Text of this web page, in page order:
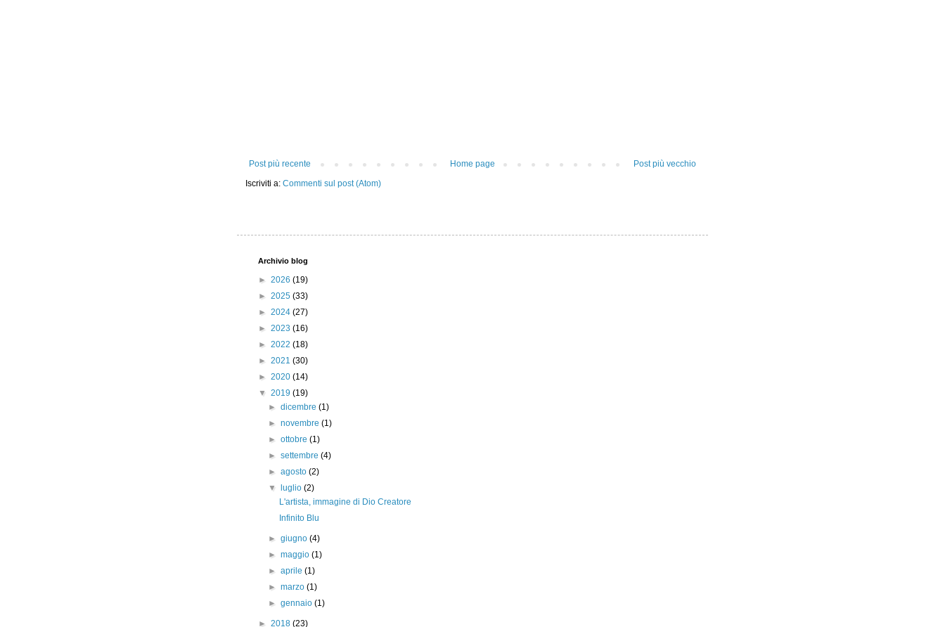
Post più recente Post più vecchio
Home page
Iscriviti a: Commenti sul post (Atom)
Archivio blog
► 2026 (19)
► 2025 (33)
► 2024 (27)
► 2023 (16)
► 2022 (18)
► 2021 (30)
► 2020 (14)
▼ 2019 (19)
►dicembre(1)
►novembre(1)
►ottobre(1)
►settembre(4)
►agosto(2)
▼
luglio(2)
L'artista, immagine di Dio Creatore
Infinito Blu
►giugno(4)
►maggio(1)
►aprile(1)
►marzo(1)
►gennaio(1)
► 2018 (23)